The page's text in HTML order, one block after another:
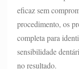
eficaz sem
procedimento, os
completa para
sensibilidade
no resultado.